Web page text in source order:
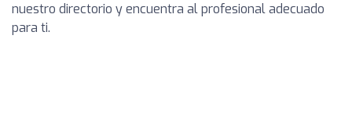
nuestro directorio y encuentra al profesional adecuado
para ti.